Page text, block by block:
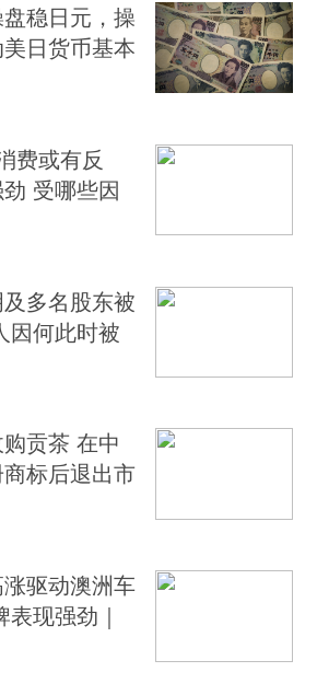
稳日元，操
日货币基本
费或有反
受哪些因
及多名股东被
因何此时被
贡茶 在中
标后退出市
驱动澳洲车
现强劲｜